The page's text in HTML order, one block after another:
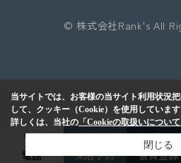
© 株式会社Rank's All
電話 来店予約 会員登録
当サイトでは、お客様の当サイト利用状況
して、クッキー（Cookie）を使用しています
詳しくは、当社の 「Cookieの取扱いについて
閉じる